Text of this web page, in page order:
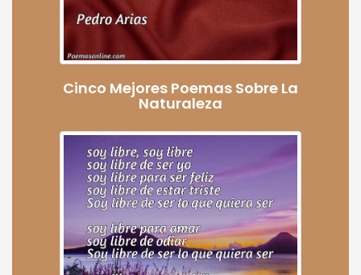
Cinco Mejores Poemas Sobre La
Naturaleza